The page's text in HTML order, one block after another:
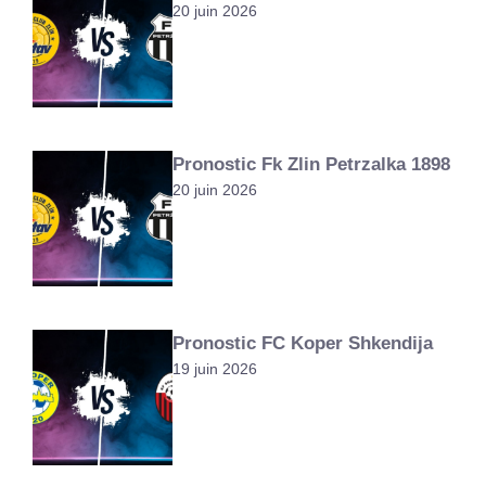
20 juin 2026
Pronostic Fk Zlin Petrzalka 1898
20 juin 2026
Pronostic FC Koper Shkendija
19 juin 2026